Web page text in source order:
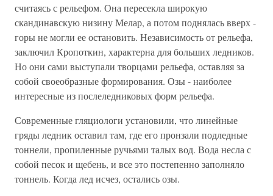
считаясь с рельефом. Она пересекла широкую
скандинавскую низину Мелар, а потом поднялась вверх -
горы не могли ее остановить. Независимость от рельефа,
заключил Кропоткин, характерна для больших ледников.
Но они сами выступали творцами рельефа, оставляя за
собой своеобразные формирования. Озы - наиболее
интересные из послеледниковых форм рельефа.
Современные гляциологи установили, что линейные
гряды ледник оставил там, где его пронзали подледные
тоннели, пропиленные ручьями талых вод. Вода несла с
собой песок и щебень, и все это постепенно заполняло
тоннель. Когда лед исчез, остались озы.